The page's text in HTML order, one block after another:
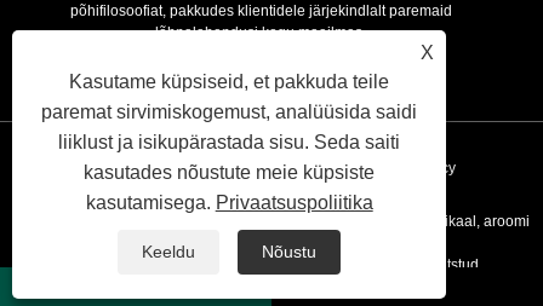
põhifilosoofiat, pakkudes klientidele järjekindlalt paremaid
lõhnalahendusi kogu maailmas.
Lingid Sitemap RSS XML Privacy Policy
Autoriõigus © 2020 Kunshan Odowell Co., Ltd - Hiina aroomi kemikaal, aroomi
koostisosade tootjad, eeterlike õli tarnijad Kõik õigused kaitstud.
X
Kasutame küpsiseid, et pakkuda teile
paremat sirvimiskogemust, analüüsida saidi
liiklust ja isikupärastada sisu. Seda saiti
kasutades nõustute meie küpsiste
kasutamisega. Privaatsuspoliitika
Keeldu Nõustu